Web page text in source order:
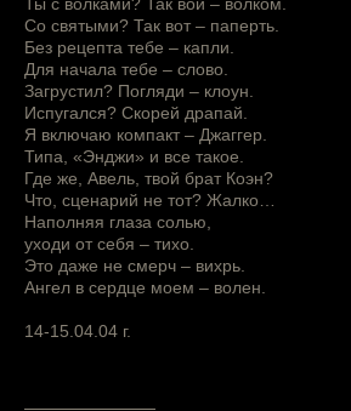
Ты с волками? Так вой – волком.
Со святыми? Так вот – паперть.
Без рецепта тебе – капли.
Для начала тебе – слово.
Загрустил? Погляди – клоун.
Испугался? Скорей драпай.
Я включаю компакт – Джаггер.
Типа, «Энджи» и все такое.
Где же, Авель, твой брат Коэн?
Что, сценарий не тот? Жалко…
Наполняя глаза солью,
уходи от себя – тихо.
Это даже не смерч – вихрь.
Ангел в сердце моем – волен.
14-15.04.04 г.